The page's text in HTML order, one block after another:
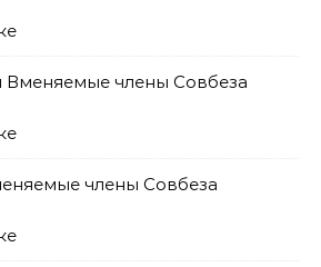
Вменяемые члены Совбеза
члены Совбеза